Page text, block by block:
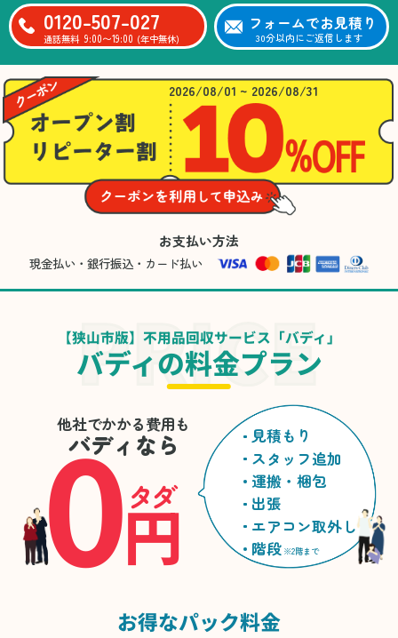
サイクル可能なものにつ
いても教えていただき、
今後の片付けにも役立つ
知識が増えました。また
何かあれば、ぜひお願い
したいと思っています。
心のこもったサービスを
ありがとうございまし
た。
0120-507-027
通話無料 9:00〜19:00 (年中無休)
フォームでお見積り
30分以内にご返信します
2026/08/01 ~ 2026/08/31
お支払い方法
現金払い・銀行振込・カード払い
【狭山市版】不用品回収サービス「バディ」
バディの料金プラン
他社でかかる費用も
バディなら
0円
タダ
見積もり
スタッフ追加
運搬・梱包
出張
エアコン取外し
階段 ※2階まで
お得なパック料金